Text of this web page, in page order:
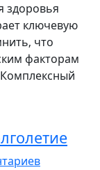
здоровья
ключевую
что
факторам